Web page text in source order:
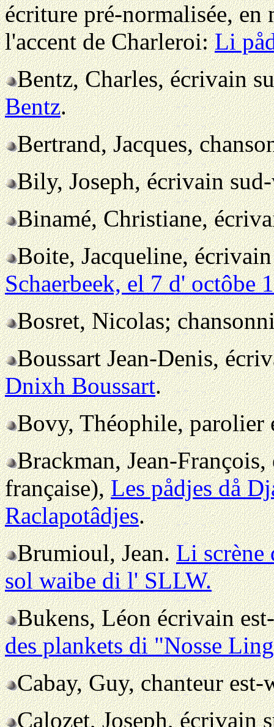
écriture pré-normalisée, en
l'accent de Charleroi:Li
Bentz, Charles, écrivain
Bentz.
Bertrand, Jacques,
Bily, Joseph, écrivain
Binamé, Christiane,
Boite, Jacqueline,
Schaerbeek, el 7 d' octôbe
Bosret, Nicolas;
Boussart Jean-Denis,
Dnixh Boussart.
Bovy, Théophile,
Brackman, Jean-
française),Les pådjes då
Raclapotâdjes.
Brumioul, Jean.Li scrène
sol waibe di l' SLLW.
Bukens, Léon écrivain
des plankets di "Nosse
Cabay, Guy, chanteur
Calozet, Joseph, écrivain